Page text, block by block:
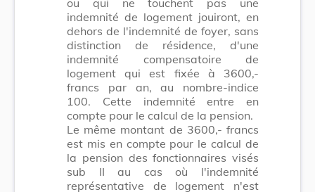
indemnité de logement jouiront, en
dehors de l'indemnité de foyer, sans
distinction de résidence, d'une
indemnité compensatoire de
logement qui est fixée à 3600,-
francs par an, au nombre-indice
100. Cette indemnité entre en
compte pour le calcul de la pension.
Le même montant de 3600,- francs
est mis en compte pour le calcul de
la pension des fonctionnaires visés
sub II au cas où l'indemnité
représentative de logement n'est